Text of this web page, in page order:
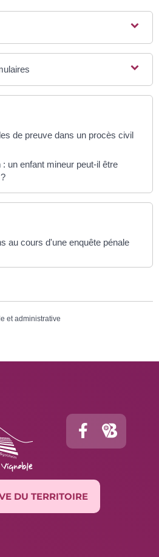
de preuve dans un procès civil
un enfant mineur peut-il être
au cours d'une enquête pénale
et administrative
DU TERRITOIRE